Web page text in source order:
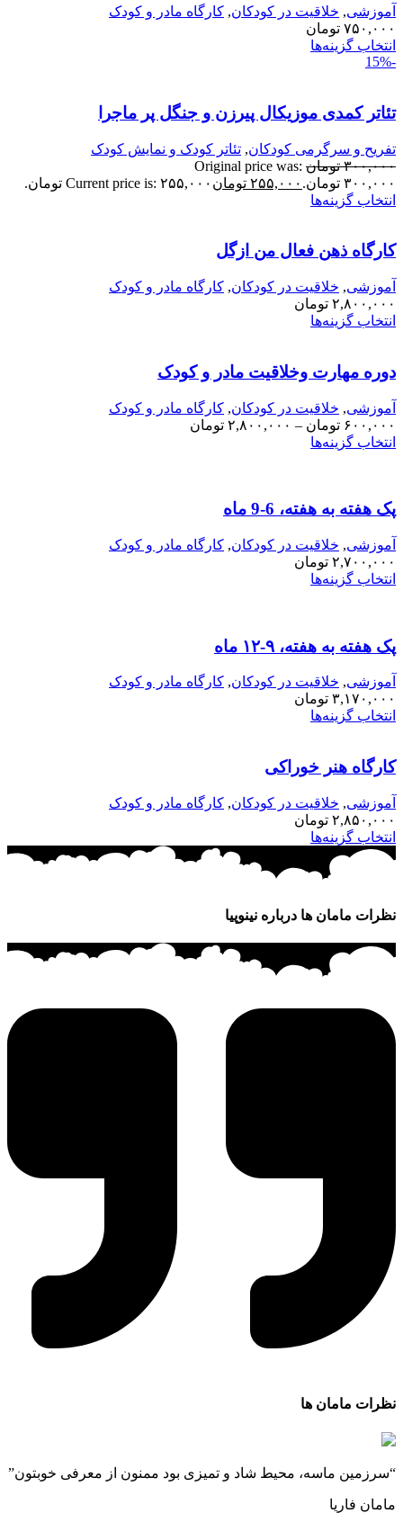
, خلاقیت در کودکان,کارگاه مادر و کودک
تومان
گزینه‌ها
کمدی موزیکال پیرزن و جنگل پر ماجرا
و سرگرمی کودکان,تئاتر کودک و نمایش کودک
تومان Original price was:
تومان.
۲۵۵,۰۰۰ تومانCurrent price is: ۲۵۵,۰۰۰ تومان.
گزینه‌ها
ذهن فعال من ازگل
, خلاقیت در کودکان,کارگاه مادر و کودک
تومان
گزینه‌ها
مهارت و‌خلاقیت مادر و کودک
, خلاقیت در کودکان,کارگاه مادر و کودک
تومان– ۲,۸۰۰,۰۰۰ تومان
گزینه‌ها
هفته به هفته، 6-9 ماه
, خلاقیت در کودکان,کارگاه مادر و کودک
تومان
گزینه‌ها
هفته به هفته، ۹-۱۲ ماه
, خلاقیت در کودکان,کارگاه مادر و کودک
تومان
گزینه‌ها
هنر خوراکی
, خلاقیت در کودکان,کارگاه مادر و کودک
تومان
گزینه‌ها
مامان ها درباره نینوپیا
مامان ها
ماسه، محیط شاد و تمیزی بود ممنون از معرفی خوبتون”
فاریا